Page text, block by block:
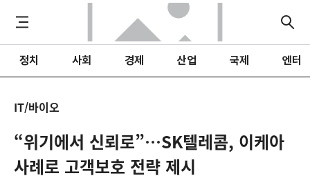
정치 사회 경제 산업 국제 엔터
IT/바이오
“위기에서 신뢰로”…SK텔레콤, 이케아
사례로 고객보호 전략 제시